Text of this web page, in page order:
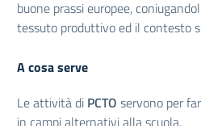
buone prassi europee,
tessuto produttivo ed il contesto
A cosa serve
Le attività di PCTO servono per
in campi alternativi alla scuola.